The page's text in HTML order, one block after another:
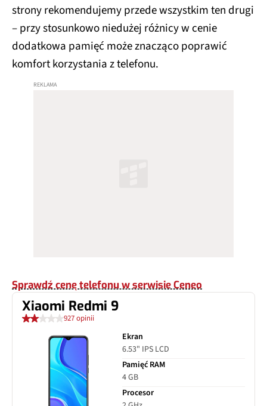
strony rekomendujemy przede wszystkim ten drugi
– przy stosunkowo niedużej różnicy w cenie
dodatkowa pamięć może znacząco poprawić
komfort korzystania z telefonu.
Sprawdź cenę telefonu w serwisie Ceneo
Xiaomi Redmi 9
927 opinii
Ekran
6.53" IPS LCD
Pamięć RAM
4 GB
Procesor